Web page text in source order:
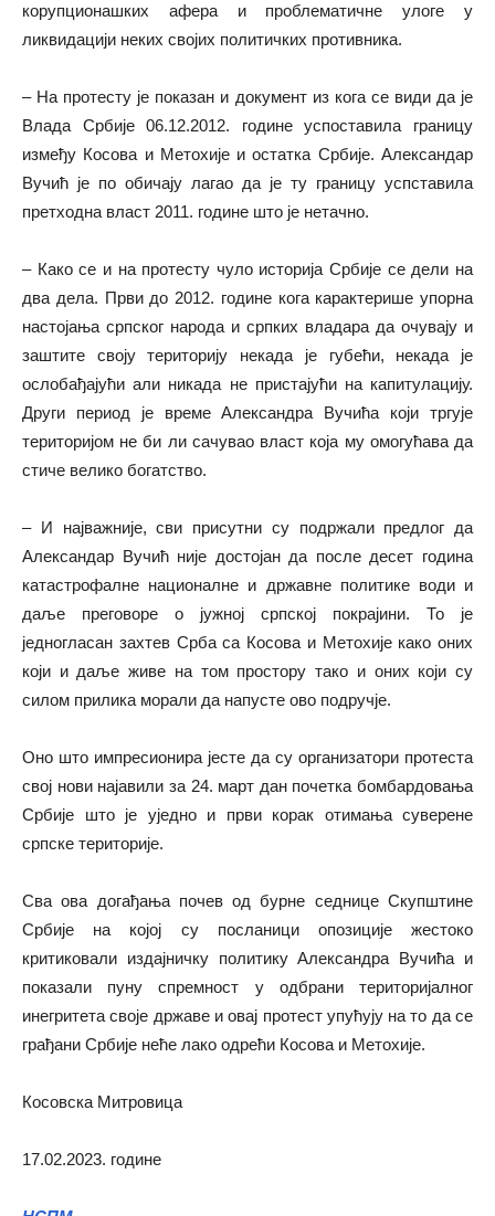
корупционашких афера и проблематичне улоге у
ликвидацији неких својих политичких противника.
– На протесту је показан и документ из кога се види да је
Влада Србије 06.12.2012. године успоставила границу
између Косова и Метохије и остатка Србије. Александар
Вучић је по обичају лагао да је ту границу успставила
претходна власт 2011. године што је нетачно.
– Како се и на протесту чуло историја Србије се дели на
два дела. Први до 2012. године кога карактерише упорна
настојања српског народа и српких владара да очувају и
заштите своју територију некада је губећи, некада је
ослобађајући али никада не пристајући на капитулацију.
Други период је време Александра Вучића који тргује
територијом не би ли сачувао власт која му омогућава да
стиче велико богатство.
– И најважније, сви присутни су подржали предлог да
Александар Вучић није достојан да после десет година
катастрофалне националне и државне политике води и
даље преговоре о јужној српској покрајини. То је
једногласан захтев Срба са Косова и Метохије како оних
који и даље живе на том простору тако и оних који су
силом прилика морали да напусте ово подручје.
Оно што импресионира јесте да су организатори протеста
свој нови најавили за 24. март дан почетка бомбардовања
Србије што је уједно и први корак отимања суверене
српске територије.
Сва ова догађања почев од бурне седнице Скупштине
Србије на којој су посланици опозиције жестоко
критиковали издајничку политику Александра Вучића и
показали пуну спремност у одбрани територијалног
инегритета своје државе и овај протест упућују на то да се
грађани Србије неће лако одрећи Косова и Метохије.
Косовска Митровица
17.02.2023. године